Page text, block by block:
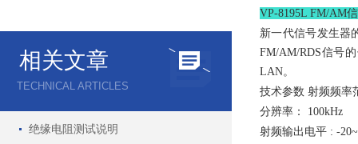
相关文章
TECHNICAL ARTICLES
绝缘电阻测试说明
VP-8195L FM/AM
新一代信号发生器
FM/AM/RDS信号
LAN。
技术参数 射频频率
分辨率： 100kHz
射频输出电平 : -